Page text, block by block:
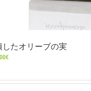
したオリーブの実
€